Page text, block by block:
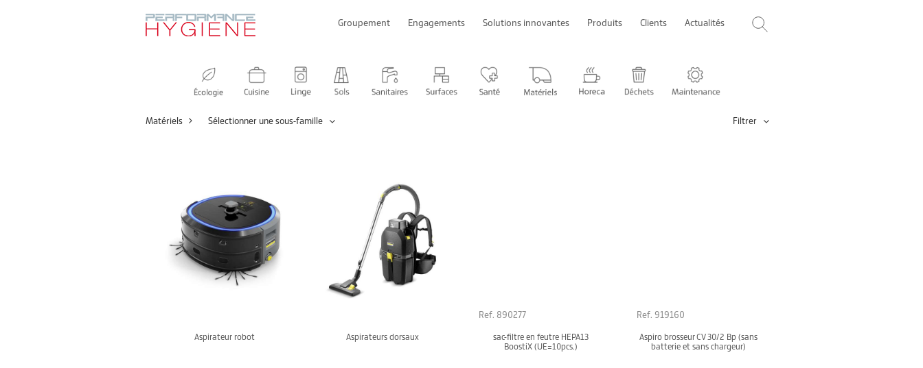
Groupement Engagements Solutions innovantes Produits Clients Actualités
Matériels Sélectionner une sous-famille Filtrer
Aspirateur robot Aspirateurs dorsaux
Ref. 890277
sac-filtre en feutre HEPA13
BoostiX (UE=10pcs.)
Ref. 919160
Aspiro brosseur CV 30/2 Bp (sans
batterie et sans chargeur)